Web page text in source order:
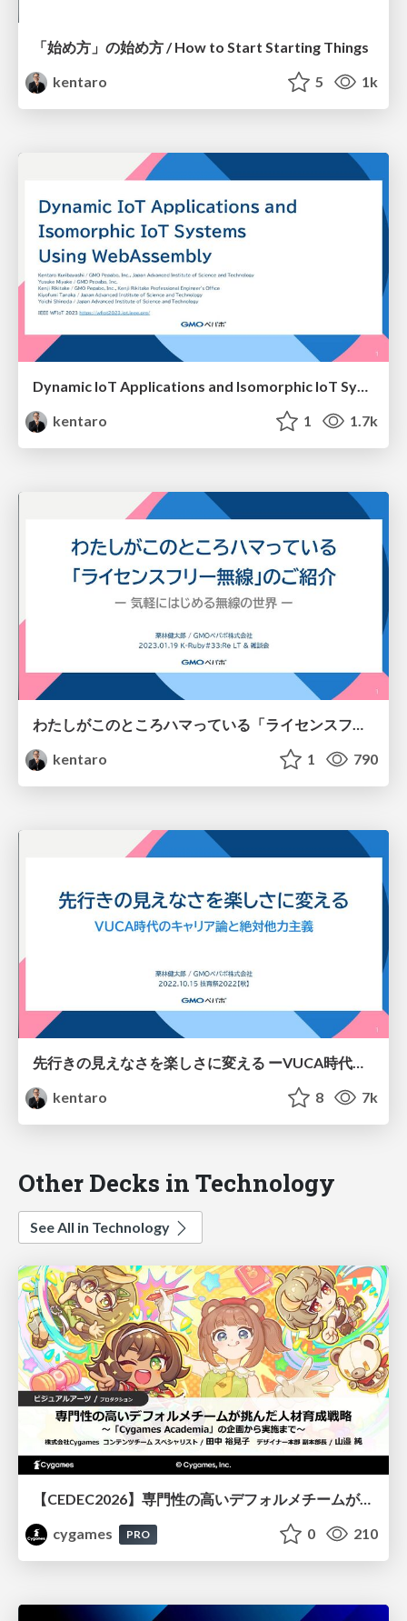
「始め方」の始め方 / How to Start Starting Things
kentaro
5 1k
kentaro
1 1.7k
わたしがこのところハマっている「ライセンスフリー無線」のご紹介 / An Invitation to License-Free Radio
kentaro
1 790
先行きの見えなさを楽しさに変える ーVUCA時代のキャリア論と絶対他力主義ー / How to develop your career in the VUCA era
kentaro
8 7k
Other Decks in Technology
See All in Technology
【CEDEC2026】専門性の高いデフォルメチームが挑んだ人材育成戦略 〜Cygames Academiaの企画から実施まで〜
cygames
PRO 0 210